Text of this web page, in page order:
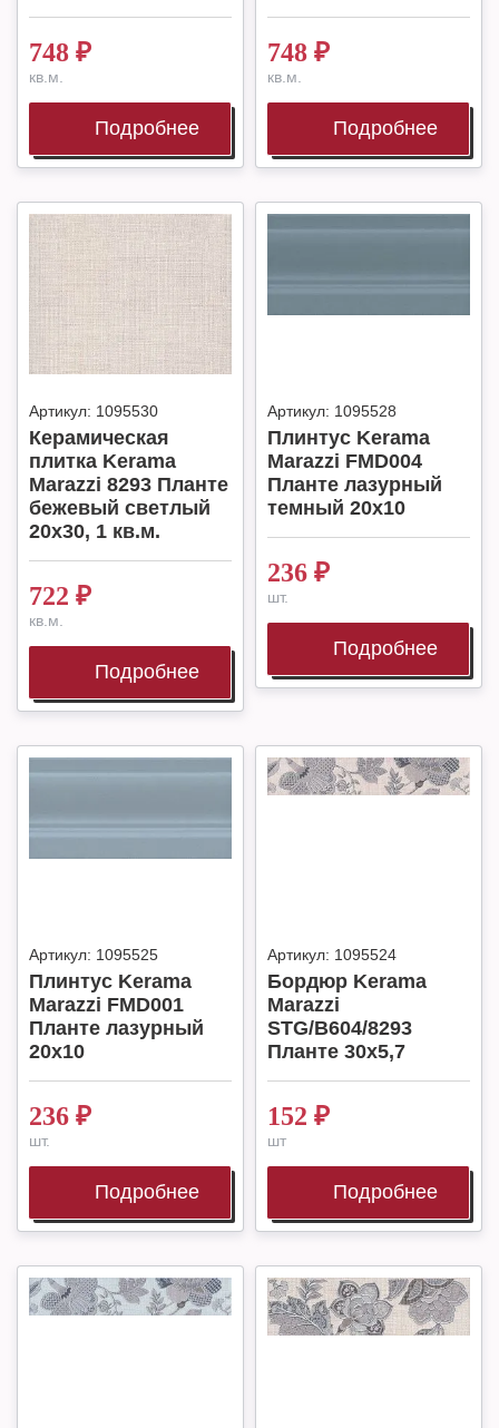
748 ₽
кв.м.
Подробнее
748 ₽
кв.м.
Подробнее
Артикул: 1095530
Керамическая
плитка Kerama
Marazzi 8293 Планте
бежевый светлый
20х30, 1 кв.м.
722 ₽
кв.м.
Подробнее
Артикул: 1095528
Плинтус Kerama
Marazzi FMD004
Планте лазурный
темный 20х10
236 ₽
шт.
Подробнее
Артикул: 1095525
Плинтус Kerama
Marazzi FMD001
Планте лазурный
20х10
236 ₽
шт.
Подробнее
Артикул: 1095524
Бордюр Kerama
Marazzi
STG/B604/8293
Планте 30х5,7
152 ₽
шт
Подробнее